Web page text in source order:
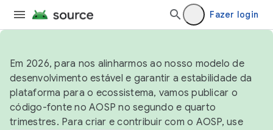
Fazer login
Em 2026, para nos alinharmos ao nosso modelo de
desenvolvimento estável e garantir a estabilidade da
plataforma para o ecossistema, vamos publicar o
código-fonte no AOSP no segundo e quarto
trimestres. Para criar e contribuir com o AOSP, use